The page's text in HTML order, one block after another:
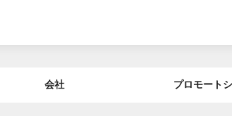
会社 プロモート